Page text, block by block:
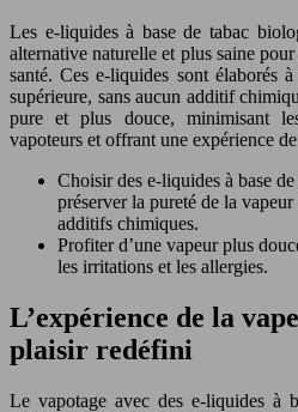
Les e-liquides à base de tabac
alternative naturelle et plus saine
santé. Ces e-liquides sont élaborés
supérieure, sans aucun additif
pure et plus douce, minimisant
vapoteurs et offrant une expérience
Choisir des e-liquides à base
préserver la pureté de la
additifs chimiques.
Profiter d’une vapeur plus
les irritations et les allergies.
L’expérience de la
plaisir redéfini
Le vapotage avec des e-liquides à